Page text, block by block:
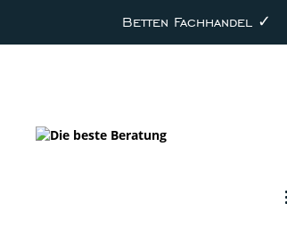
Betten Fachhandel ✓